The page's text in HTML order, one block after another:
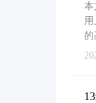
本
的